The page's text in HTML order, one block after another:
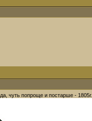
чуть попроще и постарше - 1805г.